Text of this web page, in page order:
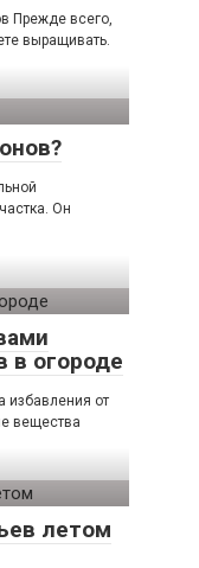
Прежде всего,
выращивать.
Он
в огороде
избавления от
вещества
летом